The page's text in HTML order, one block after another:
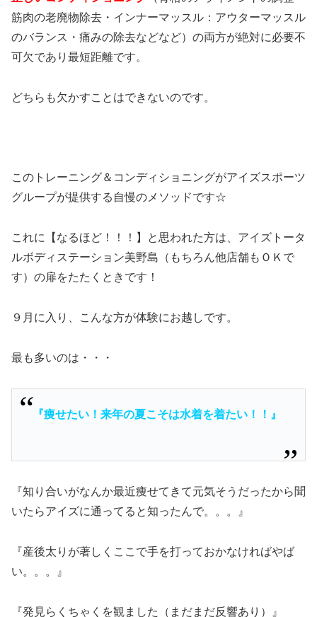
筋肉の老廃物除去・インナーマッスル：アウターマッスル
のバランス・痛みの除去などなど）の両方が絶対に必要不
可欠であり最短距離です。
どちらも欠かすことはできないのです。
このトレーニング＆コンディショニングがアイズスポーツ
グループが提供する自慢のメソッドです☆
これに【なるほど！！！】と思われた方は、アイズトータ
ルボディステーション美野島（もちろん他店舗もＯＫで
す）の扉をたたくときです！
９月に入り、こんな方が体験にお越しです。
最も多いのは・・・
『痩せたい！来年の夏こそは水着を着たい！！』
『知り合いがなんか最近痩せてきて元気そうだったから聞
いたらアイズに通ってると知ったんで。。。』
『産後太りが著しくここで手を打っておかなければやば
い。。。』
『発見らくちゃくを観ました（まだまだ反響あり）』